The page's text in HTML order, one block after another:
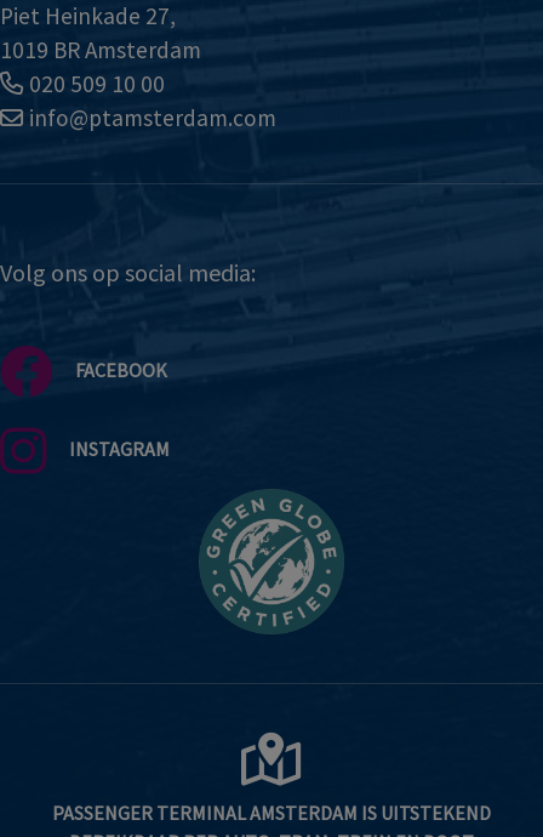
Piet Heinkade 27,
1019 BR Amsterdam
020 509 10 00
info@ptamsterdam.com
Volg ons op social media:
FACEBOOK
INSTAGRAM
PASSENGER TERMINAL AMSTERDAM IS UITSTEKEND